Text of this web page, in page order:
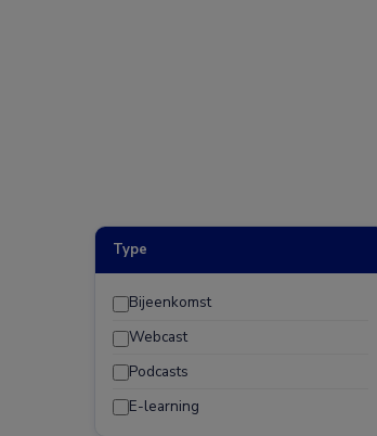
Type
Bijeenkomst
Webcast
Podcasts
E-learning